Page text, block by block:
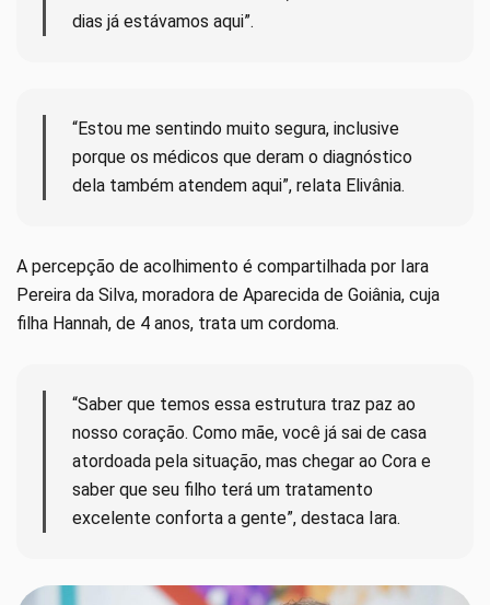
dias já estávamos aqui”.
“Estou me sentindo muito segura, inclusive
porque os médicos que deram o diagnóstico
dela também atendem aqui”, relata Elivânia.
A percepção de acolhimento é compartilhada por Iara
Pereira da Silva, moradora de Aparecida de Goiânia, cuja
filha Hannah, de 4 anos, trata um cordoma.
“Saber que temos essa estrutura traz paz ao
nosso coração. Como mãe, você já sai de casa
atordoada pela situação, mas chegar ao Cora e
saber que seu filho terá um tratamento
excelente conforta a gente”, destaca Iara.